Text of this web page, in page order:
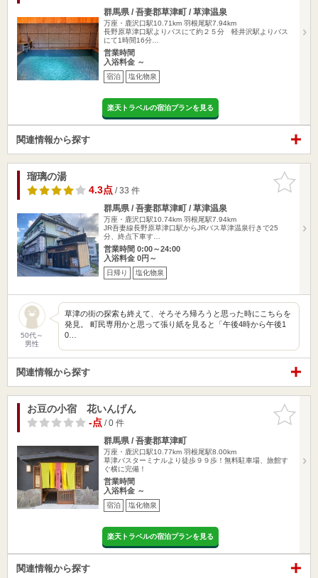
群馬県 / 吾妻郡草津町 / 草津温泉
万座・鹿沢口駅10.71km 羽根尾駅7.94km
長野原草津口駅よりバスにて約２５分 軽井沢駅よりバス
にて1時間16分…
営業時間
入浴料金 ～
宿泊 塩化物泉
楽天トラベルの宿泊プランを見る
関連情報から探す
お気に入
りに追加
瑠璃の湯
4.3点/ 33 件
群馬県 / 吾妻郡草津町 / 草津温泉
万座・鹿沢口駅10.74km 羽根尾駅7.94km
JR吾妻線長野原草津口駅からJRバス草津温泉行きで25
分、終点下車す…
営業時間 0:00～24:00
入浴料金 0円～
日帰り 塩化物泉
50代～
男性
草津の街の探索も終えて、そろそろ帰ろうと思った時にこちらを
発見。 町民専用かと思って張り紙を見ると「午後4時から午後1
0…
関連情報から探す
お気に入
りに追加
お豆の小宿 花いんげん
-点/ 0 件
群馬県 / 吾妻郡草津町
万座・鹿沢口駅10.77km 羽根尾駅8.00km
草津バスターミナルより徒歩９９歩！無料駐車場、旅館す
ぐ横に完備！
営業時間
入浴料金 ～
宿泊 塩化物泉
楽天トラベルの宿泊プランを見る
関連情報から探す